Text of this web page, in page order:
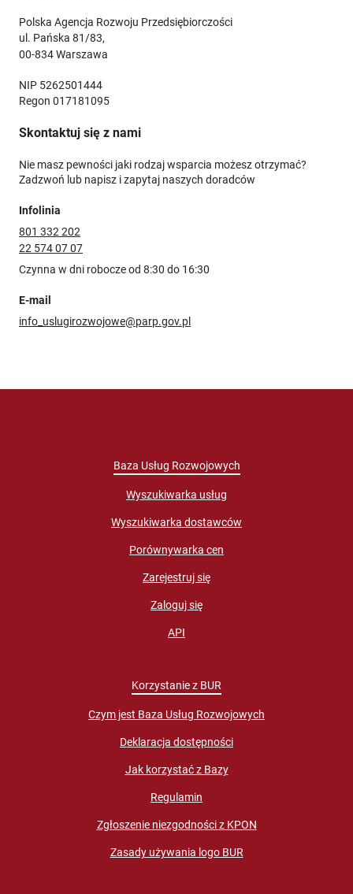
Polska Agencja Rozwoju Przedsiębiorczości
ul. Pańska 81/83,
00-834 Warszawa
NIP 5262501444
Regon 017181095
Skontaktuj się z nami
Nie masz pewności jaki rodzaj wsparcia możesz otrzymać?
Zadzwoń lub napisz i zapytaj naszych doradców
Infolinia
801 332 202
22 574 07 07
Czynna w dni robocze od 8:30 do 16:30
E-mail
info_uslugirozwojowe@parp.gov.pl
Baza Usług Rozwojowych
Wyszukiwarka usług
Wyszukiwarka dostawców
Porównywarka cen
Zarejestruj się
Zaloguj się
API
Korzystanie z BUR
Czym jest Baza Usług Rozwojowych
Deklaracja dostępności
Jak korzystać z Bazy
Regulamin
Zgłoszenie niezgodności z KPON
Zasady używania logo BUR